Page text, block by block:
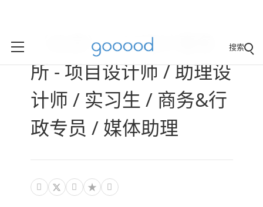
搜索
（北京）odd设计事务
所 - 项目设计师 / 助理设
计师 / 实习生 / 商务&行
政专员 / 媒体助理
  